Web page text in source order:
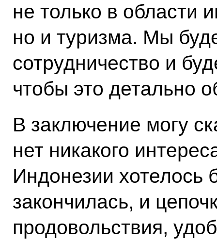
не только в области
но и туризма. Мы
сотрудничество и
чтобы это детально
В заключение могу
нет никакого
Индонезии хотелось
закончилась, и
продовольствия,